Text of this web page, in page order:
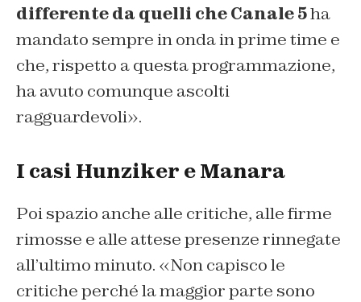
differente da quelli che Canale 5ha
mandato sempre in onda in prime time e
che, rispetto a questa programmazione,
ha avuto comunque ascolti
ragguardevoli».
I casi Hunziker e Manara
Poi spazio anche alle critiche, alle firme
rimosse e alle attese presenze rinnegate
all’ultimo minuto. «Non capisco le
critiche perché la maggior parte sono